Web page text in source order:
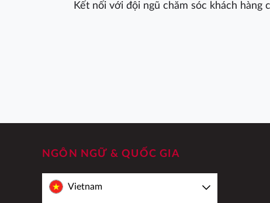
Kết nối với đội ngũ chăm sóc khách
NGÔN NGỮ & QUỐC GIA
Vietnam